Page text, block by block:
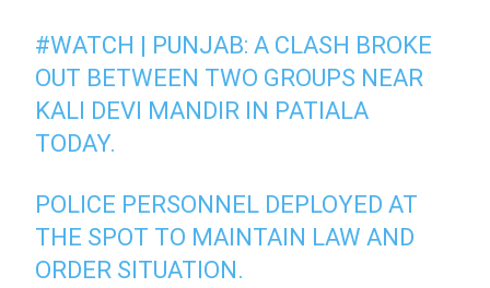
#WATCH | PUNJAB: A CLASH BROKE
OUT BETWEEN TWO GROUPS NEAR
KALI DEVI MANDIR IN PATIALA
TODAY.
POLICE PERSONNEL DEPLOYED AT
THE SPOT TO MAINTAIN LAW AND
ORDER SITUATION.